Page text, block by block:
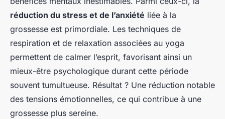
réduction du stress et de l’anxiété liée à la
grossesse est primordiale. Les techniques de
respiration et de relaxation associées au yoga
permettent de calmer l’esprit, favorisant ainsi un
mieux-être psychologique durant cette période
souvent tumultueuse. Résultat ? Une réduction notable
des tensions émotionnelles, ce qui contribue à une
grossesse plus sereine.